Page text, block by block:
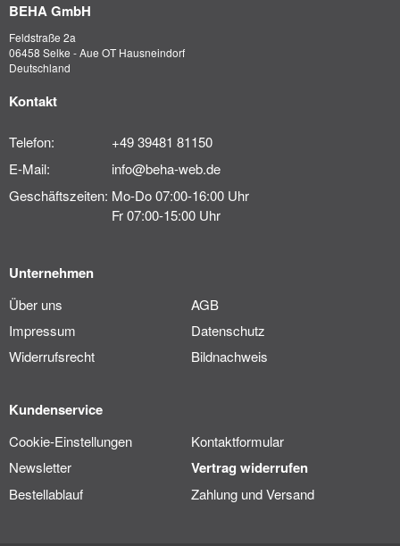
BEHA GmbH
Feldstraße 2a
06458 Selke - Aue OT Hausneindorf
Deutschland
Kontakt
Telefon:
+49 39481 81150
E-Mail:
info@beha-web.de
Geschäftszeiten: Mo-Do 07:00-16:00 Uhr
Fr 07:00-15:00 Uhr
Unternehmen
Über uns
AGB
Impressum
Datenschutz
Widerrufsrecht
Bildnachweis
Kundenservice
Cookie-Einstellungen
Kontaktformular
Newsletter
Vertrag widerrufen
Bestellablauf Zahlung und Versand